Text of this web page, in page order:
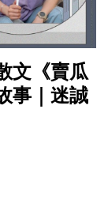
文《賣瓜
事｜迷誠